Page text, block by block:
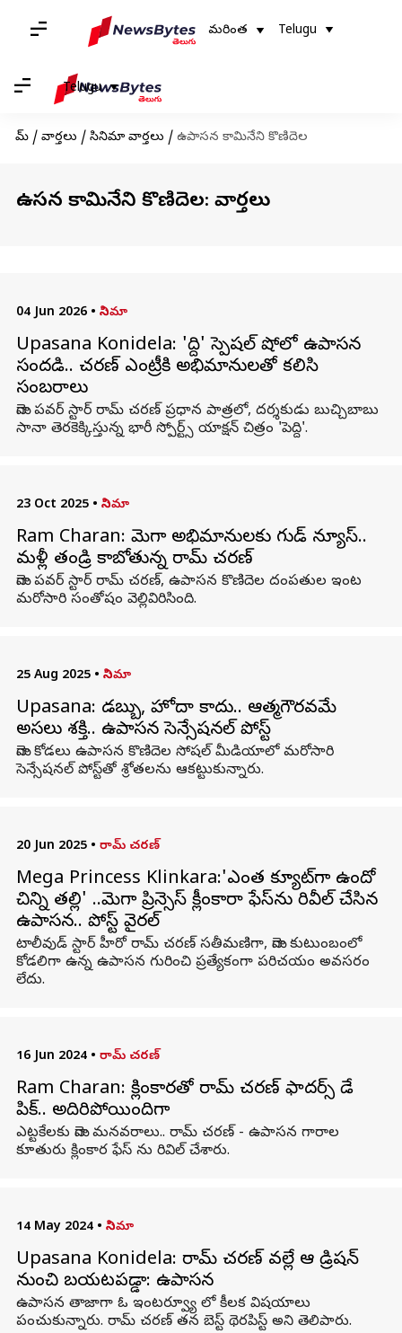
మరింత Telugu
Telugu
హోమ్ / వార్తలు / సినిమా వార్తలు / ఉపాసన కామినేని కొణిదెల
ఉపాసన కామినేని కొణిదెల: వార్తలు
04 Jun 2026 • సినిమా
Upasana Konidela: 'పెద్ది' స్పెషల్ షోలో ఉపాసన
సందడి.. చరణ్ ఎంట్రీకి అభిమానులతో కలిసి
సంబరాలు
మెగా పవర్ స్టార్ రామ్ చరణ్ ప్రధాన పాత్రలో, దర్శకుడు బుచ్చిబాబు
సానా తెరకెక్కిస్తున్న భారీ స్పోర్ట్స్ యాక్షన్ చిత్రం 'పెద్ది'.
23 Oct 2025 • సినిమా
Ram Charan: మెగా అభిమానులకు గుడ్ న్యూస్..
మళ్లీ తండ్రి కాబోతున్న రామ్ చరణ్
మెగా పవర్ స్టార్ రామ్ చరణ్, ఉపాసన కొణిదెల దంపతుల ఇంట
మరోసారి సంతోషం వెల్లివిరిసింది.
25 Aug 2025 • సినిమా
Upasana: డబ్బు, హోదా కాదు.. ఆత్మగౌరవమే
అసలు శక్తి.. ఉపాసన సెన్సేషనల్ పోస్ట్
మెగా కోడలు ఉపాసన కొణిదెల సోషల్ మీడియాలో మరోసారి
సెన్సేషనల్‌ పోస్ట్‌తో శ్రోతలను ఆకట్టుకున్నారు.
20 Jun 2025 • రామ్ చరణ్
Mega Princess Klinkara:'ఎంత క్యూట్‌గా ఉందో
చిన్ని తల్లి' ..మెగా ప్రిన్సెస్ క్లీంకారా ఫేస్‌ను రివీల్ చేసిన
ఉపాసన.. పోస్ట్ వైరల్
టాలీవుడ్ స్టార్ హీరో రామ్‌ చరణ్‌ సతీమణిగా, మెగా కుటుంబంలో
కోడలిగా ఉన్న ఉపాసన గురించి ప్రత్యేకంగా పరిచయం అవసరం
లేదు.
16 Jun 2024 • రామ్ చరణ్
Ram Charan: క్లింకారతో రామ్ చరణ్ ఫాదర్స్ డే
పిక్.. అదిరిపోయిందిగా
ఎట్టకేలకు మెగా మనవరాలు.. రామ్ చరణ్ ‌- ఉపాసన గారాల
కూతురు క్లింకార ఫేస్ ను రివిల్ చేశారు.
14 May 2024 • సినిమా
Upasana Konidela: రామ్ చరణ్ వల్లే ఆ డిప్రెషన్
నుంచి బయటపడ్డా: ఉపాసన
ఉపాసన తాజాగా ఓ ఇంటర్వ్యూ లో కీలక విషయాలు
పంచుకున్నారు. రామ్ చరణ్ తన బెస్ట్ థెరపిస్ట్ అని తెలిపారు.